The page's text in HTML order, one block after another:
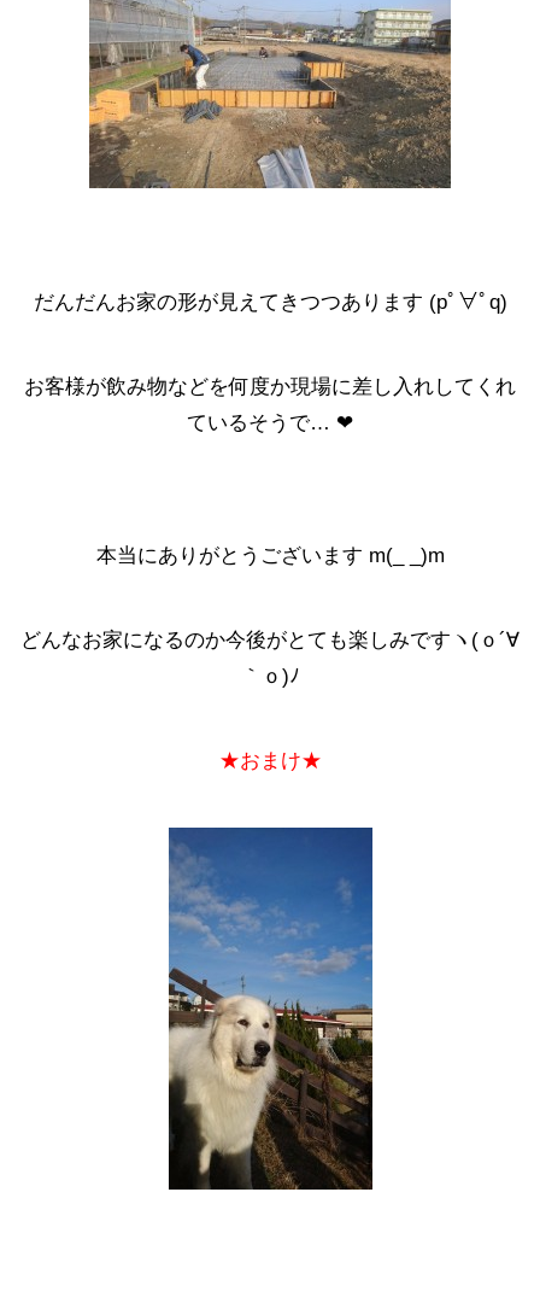
だんだんお家の形が見えてきつつあります (pﾟ∀ﾟq)
お客様が飲み物などを何度か現場に差し入れしてくれ
ているそうで… ❤
本当にありがとうございます m(_ _)m
どんなお家になるのか今後がとても楽しみですヽ(ｏ´∀
｀ｏ)ﾉ
★おまけ★